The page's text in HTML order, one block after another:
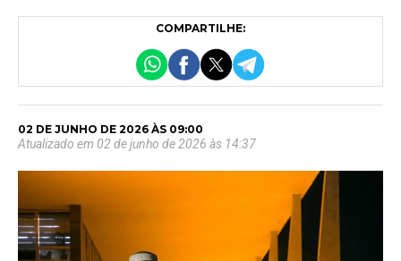
COMPARTILHE:
02 DE JUNHO DE 2026 ÀS 09:00
Atualizado em 02 de junho de 2026 às 14:37